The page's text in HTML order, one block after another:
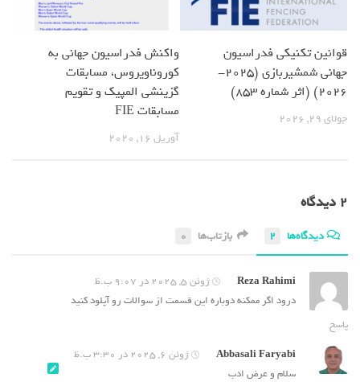
قوانین تکنیکی فدراسیون
جهانی شمشیربازی (2025-
2026) (اثر شماره 853)
جولای 29, 2026
واکنش فدراسیون جهانی به
کوروناویروس، مسابقات
گزینشی المپیک و تقویم
مسابقات FIE
آوریل 16, 2020
2 دیدگاه‌
دیدگاه‌ها 2 بازتاب‌ها 0
Reza Rahimi
ژوئن 5, 2025 در 9:07 ب.ظ
درود اگر ممکنه دوباره این قسمت از سوالات رو آپلود کنید
پاسخ
Abbasali Faryabi
ژوئن 6, 2025 در 3:30 ب.ظ
سلام و عرض ادب